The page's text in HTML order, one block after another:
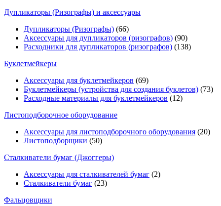
Дупликаторы (Ризографы) и аксессуары
Дупликаторы (Ризографы) (66)
Аксессуары для дупликаторов (ризографов) (90)
Расходники для дупликаторов (ризографов) (138)
Буклетмейкеры
Аксессуары для буклетмейкеров (69)
Буклетмейкеры (устройства для создания буклетов) (73)
Расходные материалы для буклетмейкеров (12)
Листоподборочное оборудование
Аксессуары для листоподборочного оборудования (20)
Листоподборщики (50)
Сталкиватели бумаг (Джоггеры)
Аксессуары для сталкивателей бумаг (2)
Сталкиватели бумаг (23)
Фальцовщики